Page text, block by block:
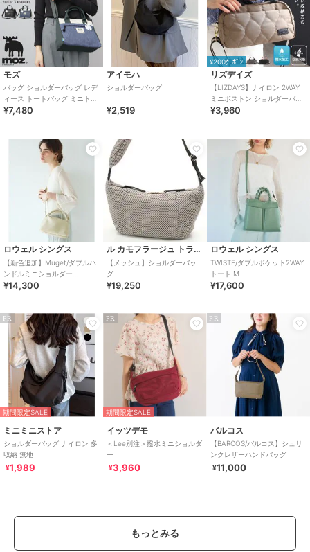
モズ
バッグ ショルダーバッグ レデ
ィース トートバッグ ミニトー
トバッグ 2way 肩がけ 手さげ
¥7,480
アイモハ
ショルダーバッグ
¥2,519
¥200ｸｰﾎﾟﾝ
リズデイズ
【LIZDAYS】ナイロン 2WAY
ミニボストン ショルダーバッ
グ
¥3,960
ロウェル シングス
【新色追加】Muget/ダブルハ
ンドルミニショルダー
BAG【予約】
¥14,300
ル カモフラージュ トライブ
【メッシュ】ショルダーバッ
グ
¥19,250
ロウェル シングス
TWISTE/ダブルポケット2WAY
トート M
¥17,600
PR
期間限定SALE
ミニミニストア
ショルダーバッグ ナイロン 多
収納 無地
¥1,989
PR
期間限定SALE
イッツデモ
＜Lee別注＞撥水ミニショルダ
ー
¥3,960
PR
バルコス
【BARCOS/バルコス】シュリ
ンクレザーハンドバッグ
¥11,000
もっとみる